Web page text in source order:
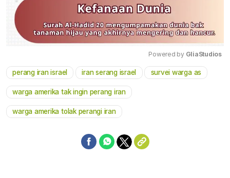
Mute
Powered by GliaStudios
perang iran israel iran serang israel survei warga as
warga amerika tak ingin perang iran
warga amerika tolak perangi iran